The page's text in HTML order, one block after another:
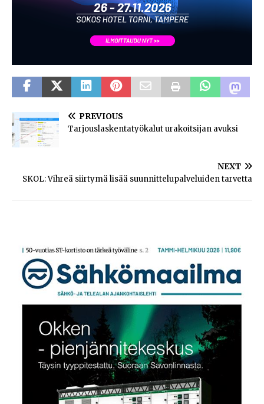
PREVIOUS
Tarjouslaskentatyökalut urakoitsijan avuksi
NEXT
SKOL: Vihreä siirtymä lisää suunnittelupalveluiden tarvetta